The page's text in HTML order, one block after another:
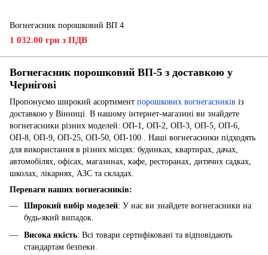
Вогнегасник порошковий ВП 4
1 032.00 грн з ПДВ
Вогнегасник порошковий ВП-5 з доставкою у
Чернігові
Пропонуємо широкий асортимент порошкових вогнегасників із
доставкою у Вінниці. В нашому інтернет-магазині ви знайдете
вогнегасники різних моделей: ОП-1, ОП-2, ОП-3, ОП-5, ОП-6,
ОП-8, ОП-9, ОП-25, ОП-50, ОП-100 . Наші вогнегасники підходять
для використання в різних місцях: будинках, квартирах, дачах,
автомобілях, офісах, магазинах, кафе, ресторанах, дитячих садках,
школах, лікарнях, АЗС та складах.
Переваги наших вогнегасників:
Широкий вибір моделей: У нас ви знайдете вогнегасники на
будь-який випадок.
Висока якість: Всі товари сертифіковані та відповідають
стандартам безпеки.